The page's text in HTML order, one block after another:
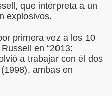
que interpreta a un
explosivos.
primera vez a los 10
en “2013:
a trabajar con él dos
ambas en